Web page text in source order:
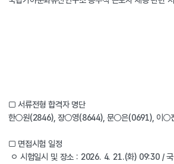
□ 서류전형 합격자 명단
한○원(2846), 장○영(8644), 문○은(0691), 이○
□ 면접시험 일정
ㅇ 시험일시 및 장소 : 2026. 4. 21.(화) 09:30 / 국